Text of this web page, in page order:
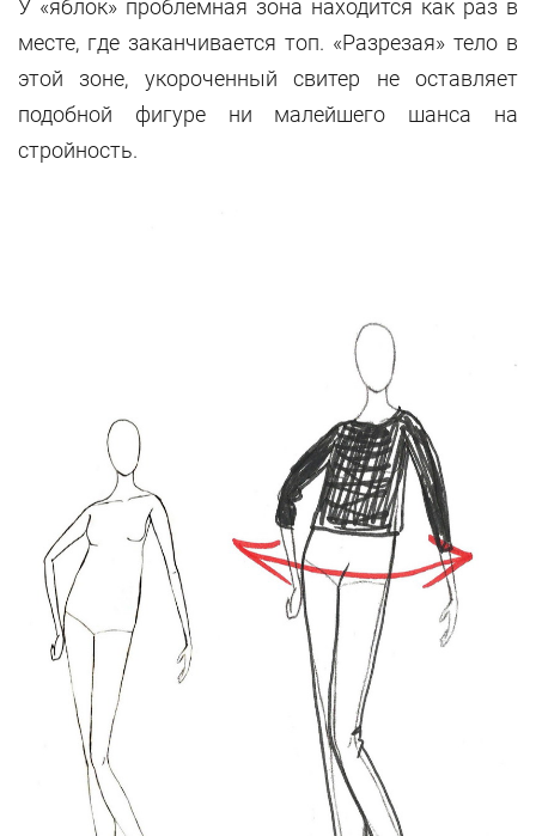
У «яблок» проблемная зона находится как раз в
месте, где заканчивается топ. «Разрезая» тело в
этой зоне, укороченный свитер не оставляет
подобной фигуре ни малейшего шанса на
стройность.